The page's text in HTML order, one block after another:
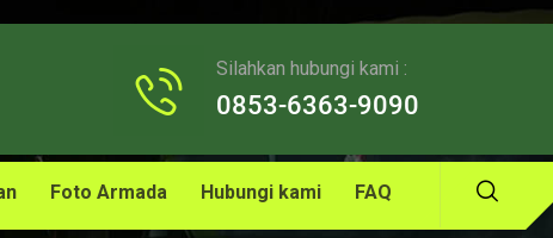
Silahkan hubungi kami :
0853-6363-9090
Foto Armada Hubungi kami FAQ